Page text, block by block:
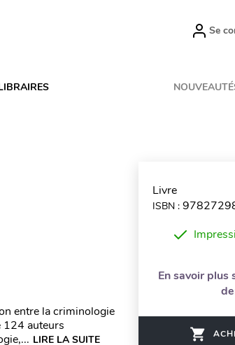
Se
entre la criminologie
124 auteurs
LIRE LA SUITE
Livre
ISBN :
En savoir plus